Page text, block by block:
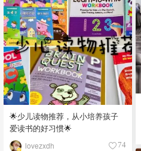
🌟少儿读物推荐，从小培养孩子
爱读书的好习惯🌟
lovezxdh 74